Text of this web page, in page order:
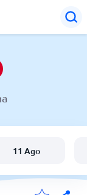
11 Ago